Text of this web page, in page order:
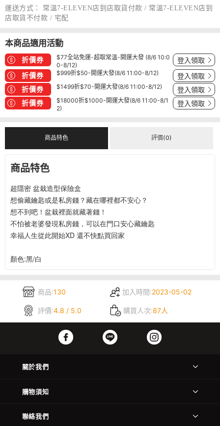
運送方式：
常溫7-ELEVEN店到店取貨付款 / 常溫7-ELEVEN店到
店取貨不付款 / 宅配
本商品適用活動
折價券
$77全站免運-超取常溫-開運大發 (8/6 10:0
0-8/12)
登入領取
折價券 $999折$50-開運大發(8/6 11:00-8/12) 登入領取
折價券 $1499折$70-開運大發(8/6 11:00-8/12) 登入領取
折價券
$18000折$1000-開運大發(8/6 11:00-8/1
2)
登入領取
商品特色 評價(0)
商品特色
超隱密 盆栽造型保險盒
想偷藏鑰匙或是私房錢？藏在哪裡都不安心？
想不到吧！盆栽裡面就藏著錢！
不怕被老婆發現私房錢，可以在門口安心藏鑰匙
幸福人生從此開始XD 還不快點買回家
顏色:黑/白
商品:130 加入時間:2023-05-02
評價:4.8 / 5.0 購買人次:87人
關於我們
購物須知
聯絡我們